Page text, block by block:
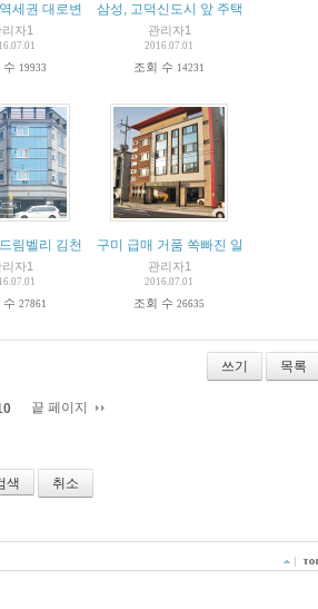
세권 대로변 병원건물
리자1
수 19933
삼성, 고덕신도시 앞 주택임대사업자
관리자1
2016.07.01
조회 수 14231
함)림벨리 김천 신축원룸 급매
리자1
수 27861
구미 급매 거품 쏙빠진 알짜 특급원룸!
관리자1
2016.07.01
조회 수 26635
쓰기 목록
끝 페이지
취소